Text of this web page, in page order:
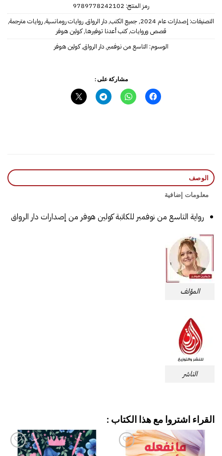
رمز المنتج: 9789778242102
التصنيفات: إصدارات عام 2024 ,جميع الكتب,دار الرواق,روايات رومانسية,روايات مترجمة,
قصص وروايات,كتب أعدنا توفيرها,كولين هوفر
الوسوم: التاسع من نوفمبر,دار الرواق,كولين هوفر
مشاركة على :
الوصف
معلومات إضافية
رواية التاسع من نوفمبر للكاتبة كولين هوفر من إصدارات دار الرواق
المؤلف
الناشر
القراء اشتروا مع هذا الكتاب :